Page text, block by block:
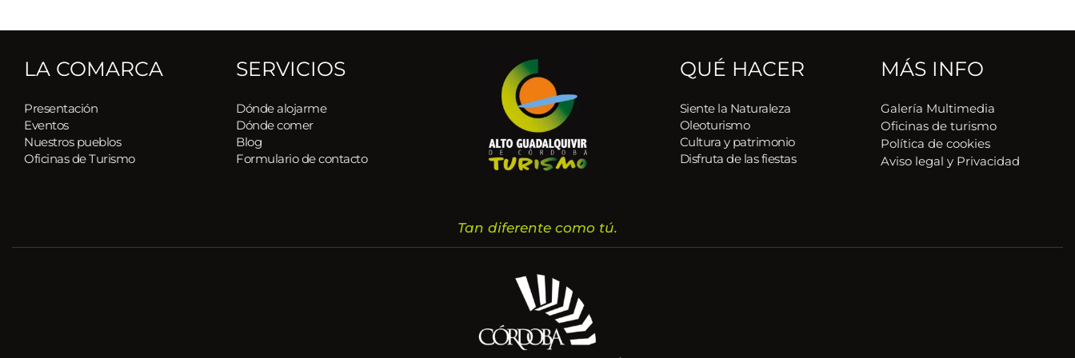
LA COMARCA
Presentación
Eventos
Nuestros pueblos
Oficinas de Turismo
SERVICIOS
Dónde alojarme
Dónde comer
Blog
Formulario de contacto
QUÉ HACER
Siente la Naturaleza
Oleoturismo
Cultura y patrimonio
Disfruta de las fiestas
MÁS INFO
Galería Multimedia
Oficinas de turismo
Política de cookies
Aviso legal y Privacidad
Tan diferente como tú.